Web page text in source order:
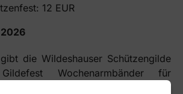
12 EUR
die Wildeshauser Schützengilde
Wochenarmbänder für
und für volljährige